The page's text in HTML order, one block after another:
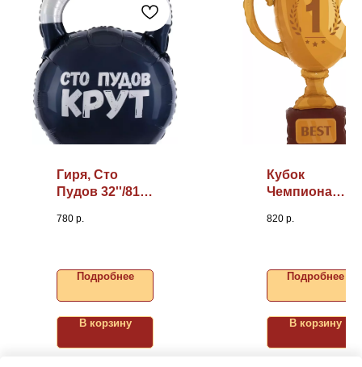
Гиря, Сто
Пудов 32''/81
780 р.
Подробнее
В корзину
Кубок
Чемпиона
820 р.
Подробнее
В корзину